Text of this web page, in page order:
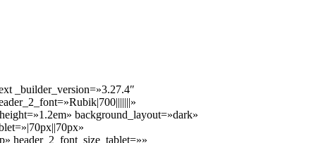
_builder_version=»3.27.4″
background_layout=»dark»
header_2_font_size_tablet=»»